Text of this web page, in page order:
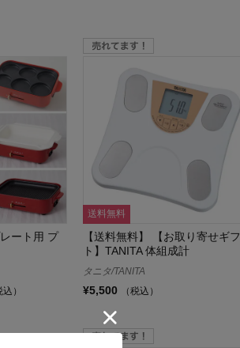
ート用 プ
込）
送料無料
【送料無料】 【お取り寄せギフ
ト】TANITA 体組成計
タニタ/TANITA
¥5,500 （税込）